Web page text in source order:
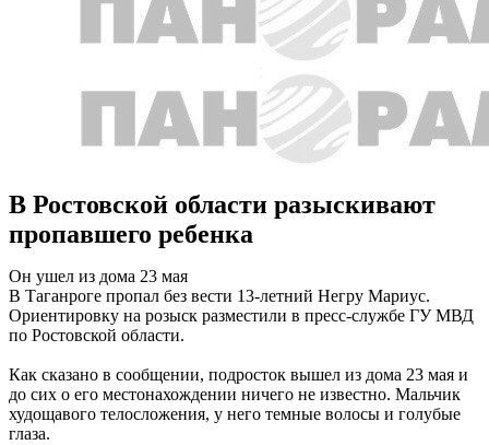
В Ростовской области разыскивают
пропавшего ребенка
Он ушел из дома 23 мая
В Таганроге пропал без вести 13-летний Негру Мариус.
Ориентировку на розыск разместили в пресс-службе ГУ МВД
по Ростовской области.
Как сказано в сообщении, подросток вышел из дома 23 мая и
до сих о его местонахождении ничего не известно. Мальчик
худощавого телосложения, у него темные волосы и голубые
глаза.